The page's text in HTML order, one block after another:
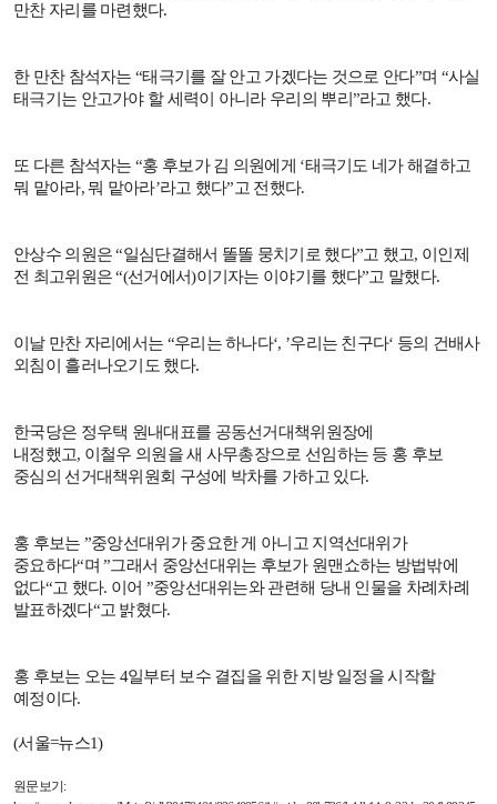
만찬 자리를 마련했다.
한 만찬 참석자는 “태극기를 잘 안고 가겠다는 것으로 안다”며 “사실
태극기는 안고가야 할 세력이 아니라 우리의 뿌리 ”라고 했다.
또 다른 참석자는 “홍 후보가 김 의원에게 ‘태극기도 네가 해결하고
뭐 맡아라,뭐 맡아라’라고 했다”고 전했다.
안상수 의원은“일심단결해서 똘똘 뭉치기로 했다”고 했고, 이인제
전 최고위원은“(선거에서)이기자는 이야기를 했다”고 말했다.
이날 만찬 자리에서는 “우리는 하나다‘, ’우리는 친구다‘ 등의 건배사
외침이 흘러나오기도 했다.
한국당은 정우택 원내대표를 공동선거대책위원장에
내정했고, 이철우 의원을 새 사무총장으로 선임하는 등 홍 후보
중심의 선거대책위원회 구성에 박차를 가하고 있다.
홍 후보는 ”중앙선대위가 중요한 게 아니고 지역선대위가
중요하다“며 ”그래서 중앙선대위는 후보가 원맨쇼하는 방법밖에
없다“고 했다. 이어 ”중앙선대위는와 관련해 당내 인물을 차례차례
발표하겠다“고 밝혔다.
홍 후보는 오는 4일부터 보수 결집을 위한 지방 일정을 시작할
예정이다.
(서울=뉴스1)
원문보기 :